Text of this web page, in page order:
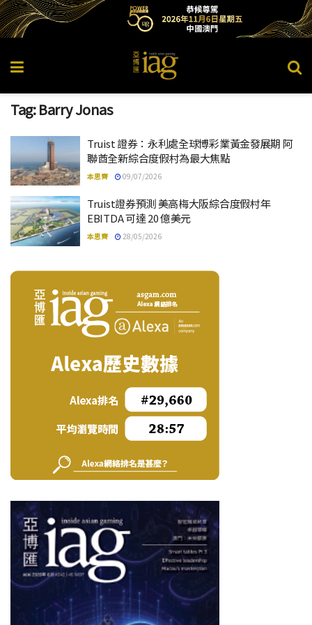
Tag:Barry Jonas
Truist 證券：永利處全球博彩業黃金發展期 阿
聯酋全新綜合度假村為最大焦點
本思齊 09/07/2026
Truist證券預測 美高梅大阪綜合度假村年
EBITDA 可達 20 億美元
本思齊 28/05/2026